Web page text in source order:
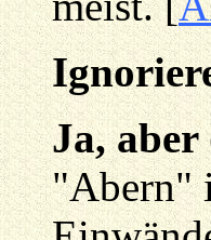
Ja,
"Abern"